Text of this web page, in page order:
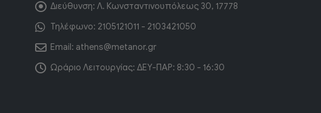
Διεύθυνση: Λ. Κωνσταντινουπόλεως 30, 17778
Τηλέφωνο: 2105121011 - 2103421050
Email: athens@metanor.gr
Ωράριο Λειτουργίας: ΔΕΥ-ΠΑΡ: 8:30 - 16:30